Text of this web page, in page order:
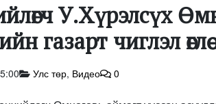
У.Хүрэлсүх
газарт чиглэл өглөө
Улс төр, Видео 0